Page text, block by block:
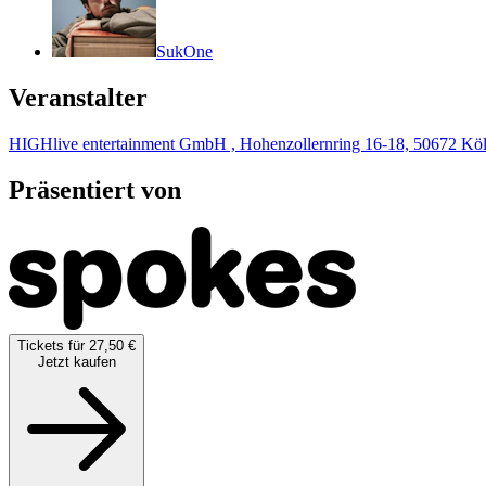
SukOne
Veranstalter
HIGHlive entertainment GmbH , Hohenzollernring 16-18, 50672
Präsentiert von
Tickets für 27,50 €
Jetzt kaufen